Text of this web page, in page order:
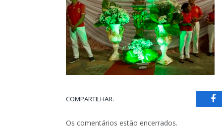
COMPARTILHAR.
Os comentários estão encerrados.